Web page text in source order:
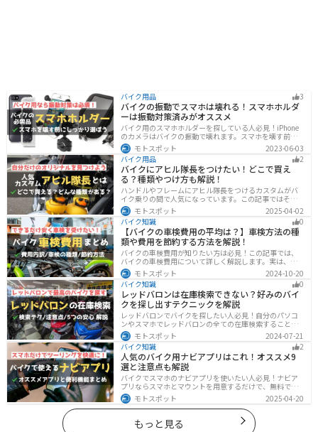
バイク用品 3
バイクの振動でスマホは壊れる！スマホホルダ
ーは振動対策済みがオススメ
バイク用のスマホホルダーを探している人必見！iPhone
のカメラはバイクの振動で壊れます。スマホを壊す前
に、振動対策がされたスマホホルダーを使うようにしま
しょう。カメラを壊さないための4つの方法とオススメの
スマホホルダーを紹介します。
モトスポット
2023-06-03
バイク用品
2
バイクにアヒル隊長をつけたい！どこで買え
る？種類やつけ方も解説！
ハンドルやフレームにアヒル隊長をつけるカスタムがバ
イク乗りの間で人気になっています。この記事ではそん
なアヒル隊長について、どこで買えるのかどんな種類が
あるのか、バイクに付ける際の注意点などまとめまし
た。アヒル隊長でオリジナルカスタムをしたい人は参考
にしてください。
モトスポット
2025-04-02
バイク知識
0
【バイクの車検費用の平均は？】車検方法の種
類や費用を節約する方法を解説！
バイクの車検費用が知りたい方は必見！この記事では、
バイクの車検費用について詳しく解説します。実は、バ
イクの車検費用は一般的に20,000～70,000円程度です。
記事を読めば車検費用に関する知識が深まり、費用対効
果が高い車検の計画が可能です。
モトスポット
2024-10-20
バイク知識
0
レッドバロンは在庫検索できない？好みのバイ
クを探し出すテクニックを解説
レッドバロンでバイクを探したい人必見！自分のパソコ
ンやスマホでレッドバロンの全ての在庫検索することは
不可能です。自分に合ったバイクを探すためには、店舗
に行きイントラネットで探してもらう必要があります。
その際の注意点や自分に合ったバイクを見つけるテクニ
ックをまとめました。
モトスポット
2024-07-21
バイク知識
2
人気のバイク用ナビアプリはこれ！オススメ9
選と注意点も解説
バイクでスマホのナビアプリを使いたい人必見！ナビア
プリならスマホとマウントを用意するだけで、無料です
ぐにナビが利用できます。インカムがあれば音声案内も
聞けるので運転に集中したまま簡単にルートの把握がで
きます。慣れない土地やツーリングなどで活躍すること
間違いなしのオススメナビアプリを紹介します。
モトスポット 2025-04-20
もっと見る